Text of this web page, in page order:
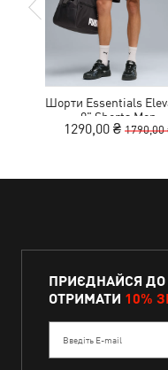
Шорти Essentials
9" Shorts Men
1290,00 ₴ 1790,00
ПРИЄДНАЙСЯ
ОТРИМАТИ 10%
Введіть E-mail